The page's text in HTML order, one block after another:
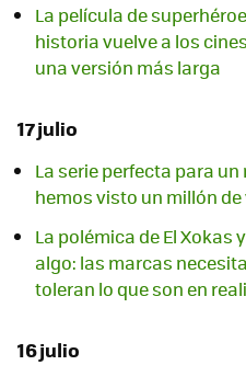
La película de
historia vuelve a los
una versión más larga
17 julio
La serie perfecta para
hemos visto un millón
La polémica de El Xokas
algo: las marcas
toleran lo que son en
16 julio